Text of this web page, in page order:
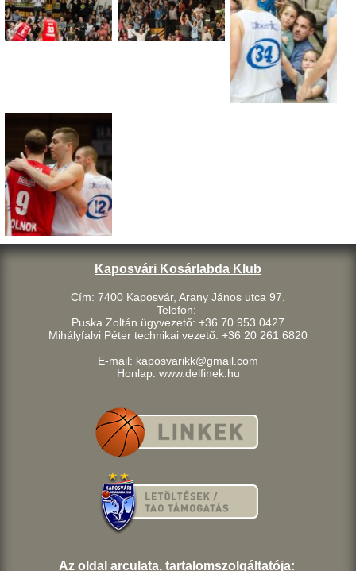
Kaposvári Kosárlabda Klub
Cím: 7400 Kaposvár, Arany János utca 97.
Telefon:
Puska Zoltán ügyvezető: +36 70 953 0427
Mihályfalvi Péter technikai vezető: +36 20 261 6820
E-mail: kaposvarikk@gmail.com
Honlap: www.delfinek.hu
Az oldal arculata, tartalomszolgáltatója: